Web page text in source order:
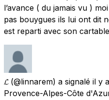
l’avance ( du jamais vu )
pas bouygues ils lui ont dit
est reparti avec son
𝓛 (@linnarem) a signalé il y
Provence-Alpes-Côte